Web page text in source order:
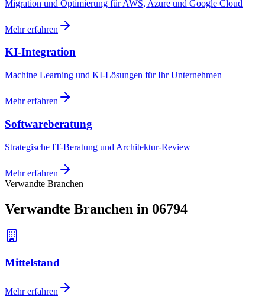
Migration und Optimierung für AWS, Azure und Google Cloud
Mehr erfahren
KI-Integration
Machine Learning und KI-Lösungen für Ihr Unternehmen
Mehr erfahren
Softwareberatung
Strategische IT-Beratung und Architektur-Review
Mehr erfahren
Verwandte Branchen
Verwandte Branchen in 06794
Mittelstand
Mehr erfahren